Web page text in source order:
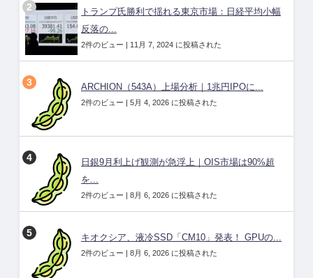
トランプ氏勝利で揺れる東京市場：日経平均小幅
反落の...
2件のビュー | 11月 7, 2024 に投稿された
ARCHION（543A）上場分析｜1兆円IPOに...
2件のビュー | 5月 4, 2026 に投稿された
日銀9月利上げ観測が急浮上｜OIS市場は90%超
を...
2件のビュー | 8月 6, 2026 に投稿された
キオクシア、液冷SSD「CM10」発表！ GPUの...
2件のビュー | 8月 6, 2026 に投稿された